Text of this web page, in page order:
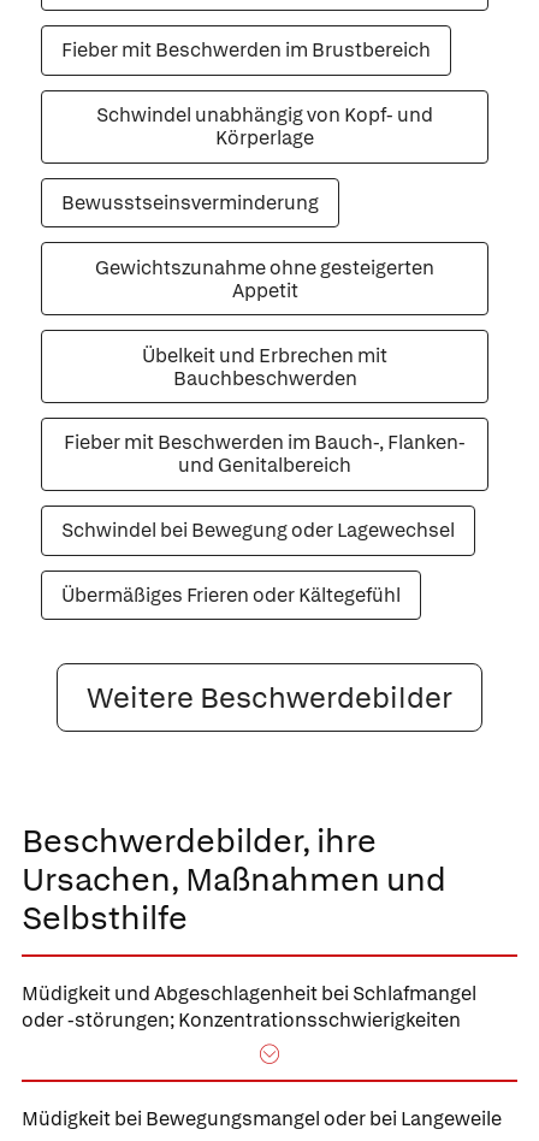
Fieber mit Beschwerden im Brustbereich
Schwindel unabhängig von Kopf- und
Körperlage
Bewusstseinsverminderung
Gewichtszunahme ohne gesteigerten
Appetit
Übelkeit und Erbrechen mit
Bauchbeschwerden
Fieber mit Beschwerden im Bauch-, Flanken-
und Genitalbereich
Schwindel bei Bewegung oder Lagewechsel
Übermäßiges Frieren oder Kältegefühl
Weitere Beschwerdebilder
Beschwerdebilder, ihre
Ursachen, Maßnahmen und
Selbsthilfe
Müdigkeit undAbgeschlagenheit bei Schlafmangel
oder -störungen; Konzentrationsschwierigkeiten
Müdigkeit bei Bewegungsmangeloder bei Langeweile